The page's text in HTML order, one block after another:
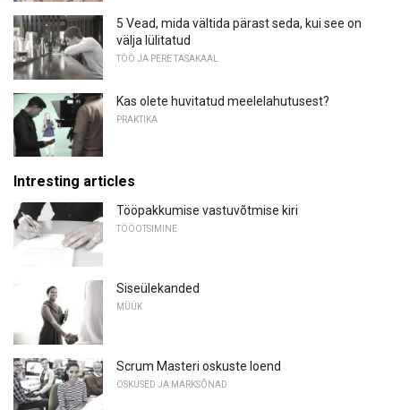
5 Vead, mida vältida pärast seda, kui see on
välja lülitatud
TÖÖ JA PERE TASAKAAL
Kas olete huvitatud meelelahutusest?
PRAKTIKA
Intresting articles
Tööpakkumise vastuvõtmise kiri
TÖÖOTSIMINE
Siseülekanded
MÜÜK
Scrum Masteri oskuste loend
OSKUSED JA MÄRKSÕNAD